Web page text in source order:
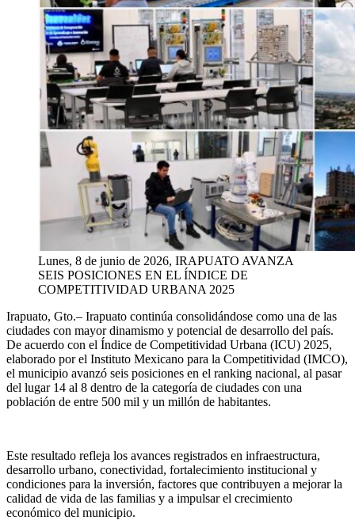
Lunes, 8 de junio de 2026, IRAPUATO AVANZA
SEIS POSICIONES EN EL ÍNDICE DE
COMPETITIVIDAD URBANA 2025
Irapuato, Gto.– Irapuato continúa consolidándose como una de las
ciudades con mayor dinamismo y potencial de desarrollo del país.
De acuerdo con el Índice de Competitividad Urbana (ICU) 2025,
elaborado por el Instituto Mexicano para la Competitividad (IMCO),
el municipio avanzó seis posiciones en el ranking nacional, al pasar
del lugar 14 al 8 dentro de la categoría de ciudades con una
población de entre 500 mil y un millón de habitantes.
Este resultado refleja los avances registrados en infraestructura,
desarrollo urbano, conectividad, fortalecimiento institucional y
condiciones para la inversión, factores que contribuyen a mejorar la
calidad de vida de las familias y a impulsar el crecimiento
económico del municipio.